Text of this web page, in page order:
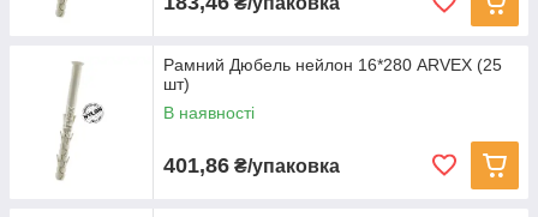
Рамний Дюбель нейлон 16*280 ARVEX (25
шт)
В наявності
401,86 ₴/упаковка